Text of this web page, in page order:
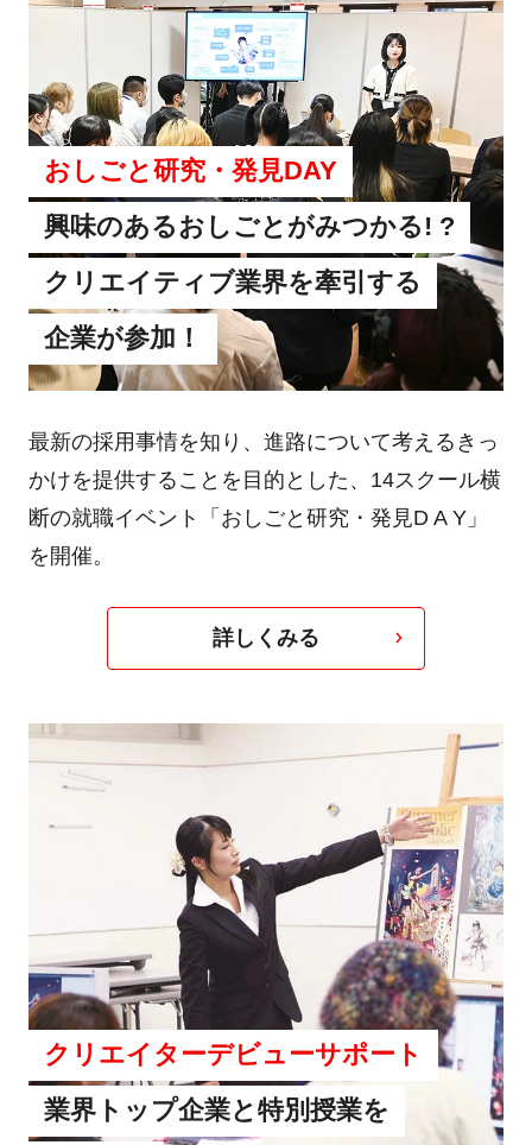
おしごと研究・発見DAY
興味のあるおしごとがみつかる! ?
クリエイティブ業界を牽引する
企業が参加！
最新の採用事情を知り、進路について考えるきっ
かけを提供することを目的とした、14スクール横
断の就職イベント「おしごと研究・発見D A Y」
を開催。
詳しくみる
クリエイターデビューサポート
業界トップ企業と特別授業を